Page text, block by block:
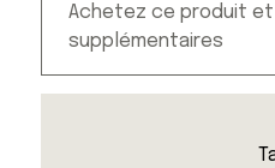
Achetez ce produit
supplémentaires